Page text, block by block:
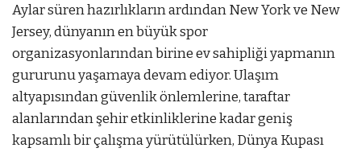
Aylar süren hazırlıkların ardından New York ve New
Jersey, dünyanın en büyük spor
organizasyonlarından birine ev sahipliği yapmanın
gururunu yaşamaya devam ediyor. Ulaşım
altyapısından güvenlik önlemlerine, taraftar
alanlarından şehir etkinliklerine kadar geniş
kapsamlı bir çalışma yürütülürken, Dünya Kupası